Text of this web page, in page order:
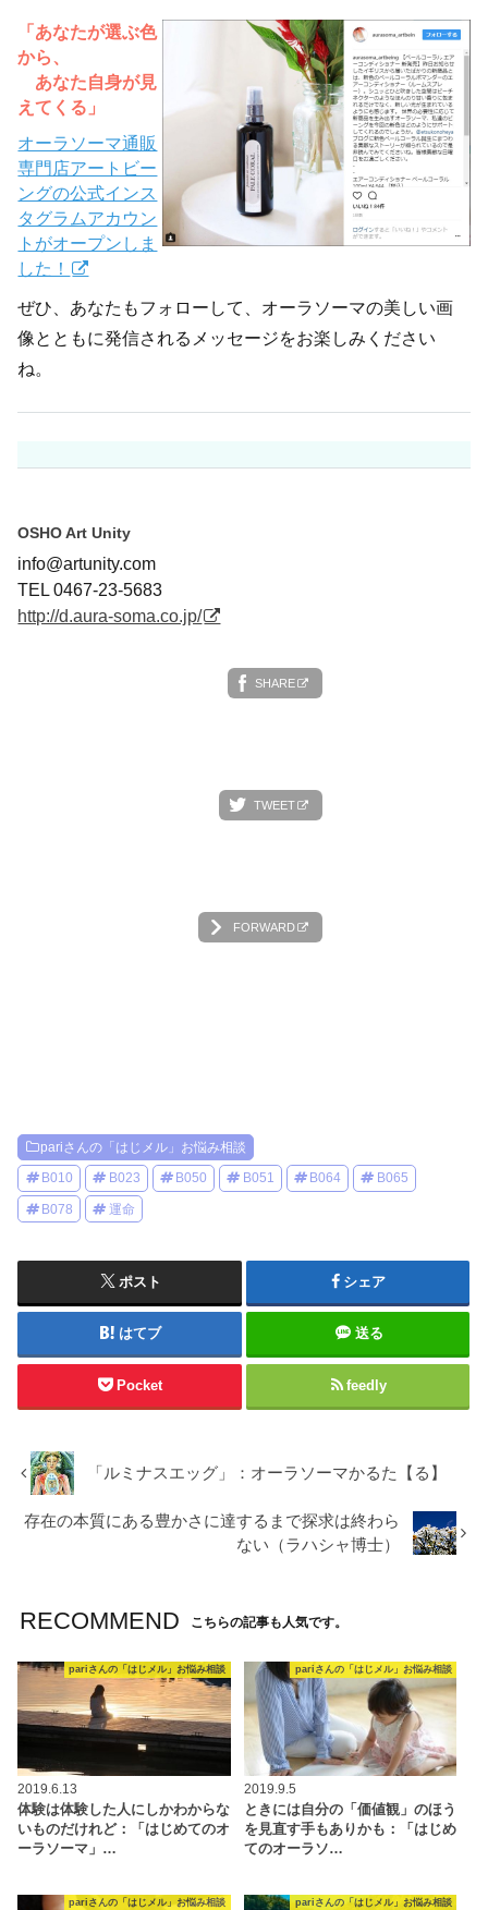
「あなたが選ぶ色
から、
あなた自身が見
えてくる」
オーラソーマ通販
専門店アートビー
ングの公式インス
タグラムアカウン
トがオープンしま
した！
ぜひ、あなたもフォローして、オーラソーマの美しい画
像とともに発信されるメッセージをお楽しみください
ね。
OSHO Art Unity
info@artunity.com
TEL 0467-23-5683
http://d.aura-soma.co.jp/
SHARE
TWEET
FORWARD
pariさんの「はじメル」お悩み相談
B010 B023 B050 B051 B064 B065
B078 運命
ポスト シェア
はてブ 送る
Pocket feedly
「ルミナスエッグ」：オーラソーマかるた【る】
存在の本質にある豊かさに達するまで探求は終わら
ない（ラハシャ博士）
RECOMMEND こちらの記事も人気です。
pariさんの「はじメル」お悩み相談
2019.6.13
体験は体験した人にしかわからな
いものだけれど：「はじめてのオ
ーラソーマ」…
pariさんの「はじメル」お悩み相談
2019.9.5
ときには自分の「価値観」のほう
を見直す手もありかも：「はじめ
てのオーラソ…
pariさんの「はじメル」お悩み相談 pariさんの「はじメル」お悩み相談